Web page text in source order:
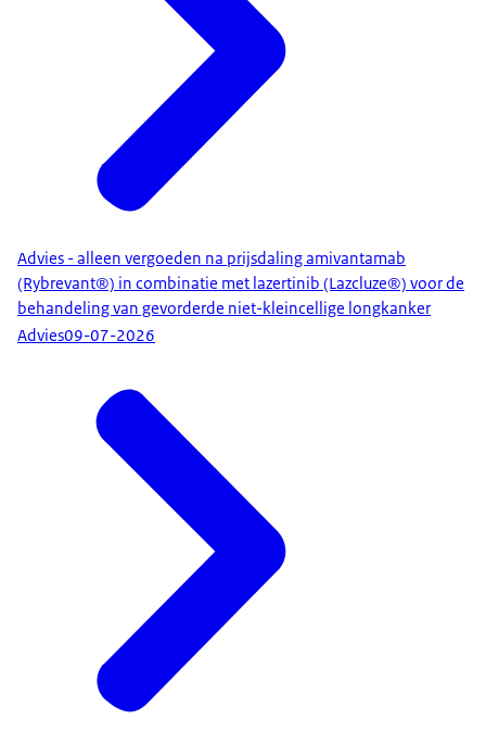
Advies - alleen vergoeden na prijsdaling amivantamab
(Rybrevant®) in combinatie met lazertinib (Lazcluze®) voor de
behandeling van gevorderde niet-kleincellige longkanker
Advies09-07-2026